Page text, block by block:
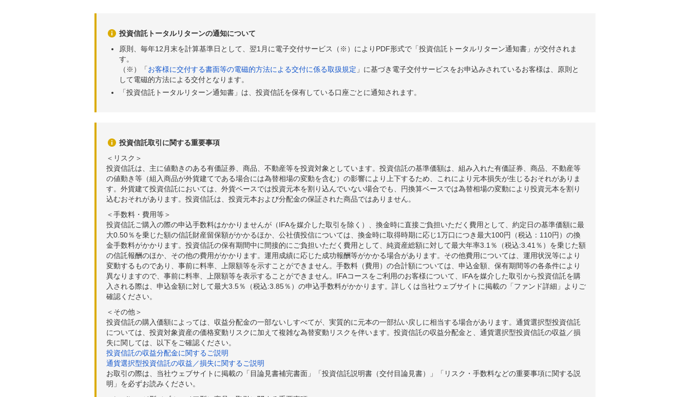
投資信託トータルリターンの通知について
原則、毎年12月末を計算基準日として、翌1月に電子交付サービス（※）によりPDF形式で「投資信託トータルリターン通知書」が交付されま
す。
（※）「お客様に交付する書面等の電磁的方法による交付に係る取扱規定 」に基づき電子交付サービスをお申込みされているお客様は、原則と
して電磁的方法による交付となります。
「投資信託トータルリターン通知書」は、投資信託を保有している口座ごとに通知されます。
投資信託取引に関する重要事項
＜リスク＞
投資信託は、主に値動きのある有価証券、商品、不動産等を投資対象としています。投資信託の基準価額は、組み入れた有価証券、商品、不動産等
の値動き等（組入商品が外貨建てである場合には為替相場の変動を含む）の影響により上下するため、これにより元本損失が生じるおそれがありま
す。外貨建て投資信託においては、外貨ベースでは投資元本を割り込んでいない場合でも、円換算ベースでは為替相場の変動により投資元本を割り
込むおそれがあります。投資信託は、投資元本および分配金の保証された商品ではありません。
＜手数料・費用等＞
投資信託ご購入の際の申込手数料はかかりませんが（IFAを媒介した取引を除く）、換金時に直接ご負担いただく費用として、約定日の基準価額に最
大0.50％を乗じた額の信託財産留保額がかかるほか、公社債投信については、換金時に取得時期に応じ1万口につき最大100円（税込：110円）の換
金手数料がかかります。投資信託の保有期間中に間接的にご負担いただく費用として、純資産総額に対して最大年率3.1％（税込:3.41％）を乗じた額
の信託報酬のほか、その他の費用がかかります。運用成績に応じた成功報酬等がかかる場合があります。その他費用については、運用状況等により
変動するものであり、事前に料率、上限額等を示すことができません。手数料（費用）の合計額については、申込金額、保有期間等の各条件により
異なりますので、事前に料率、上限額等を表示することができません。IFAコースをご利用のお客様について、IFAを媒介した取引から投資信託を購
入される際は、申込金額に対して最大3.5％（税込:3.85％）の申込手数料がかかります。詳しくは当社ウェブサイトに掲載の「ファンド詳細」よりご
確認ください。
＜その他＞
投資信託の購入価額によっては、収益分配金の一部ないしすべてが、実質的に元本の一部払い戻しに相当する場合があります。通貨選択型投資信託
については、投資対象資産の価格変動リスクに加えて複雑な為替変動リスクを伴います。投資信託の収益分配金と、通貨選択型投資信託の収益／損
失に関しては、以下をご確認ください。
投資信託の収益分配金に関するご説明
通貨選択型投資信託の収益／損失に関するご説明
お取引の際は、当社ウェブサイトに掲載の「目論見書補完書面」「投資信託説明書（交付目論見書）」「リスク・手数料などの重要事項に関する説
明」を必ずお読みください。